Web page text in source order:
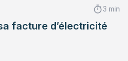
3 min
facture d’électricité